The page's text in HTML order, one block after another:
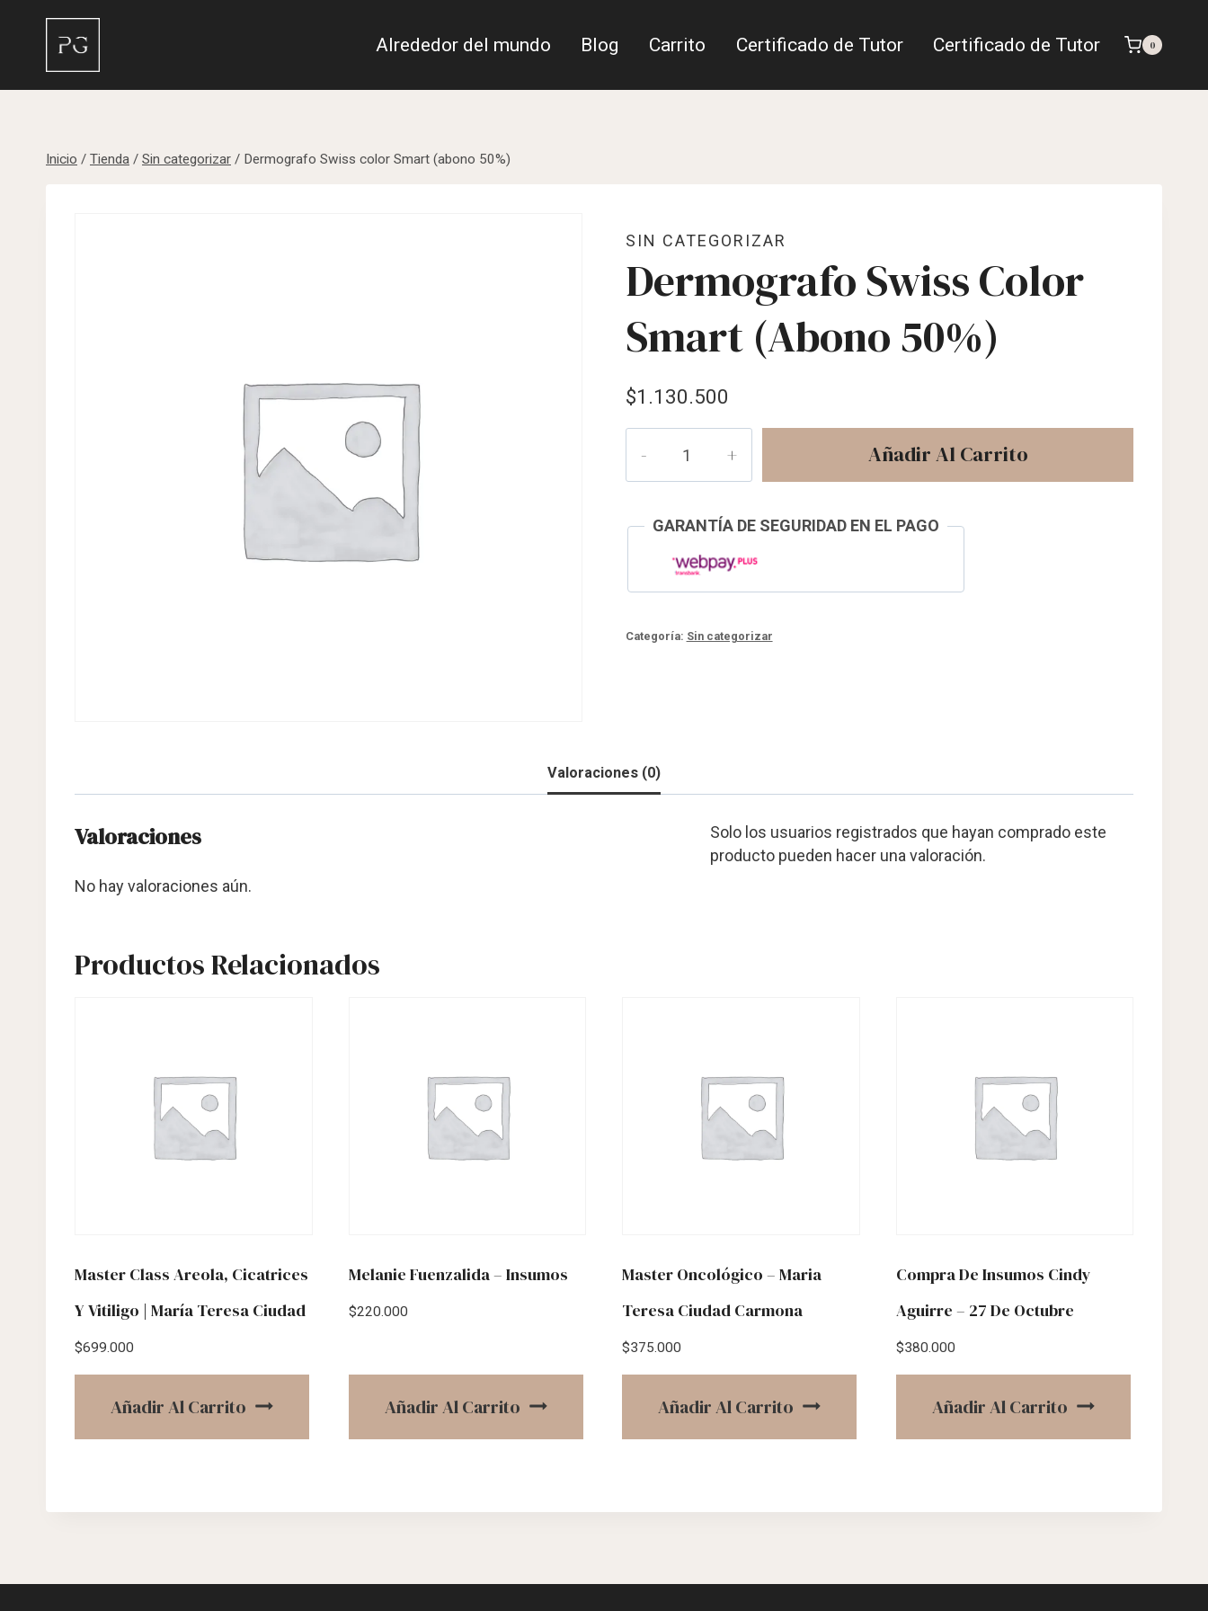
contenido
Alrededor del mundo Blog Carrito Certificado de Tutor Certificado de Tutor 0
Inicio / Tienda / Sin categorizar / Dermografo Swiss color Smart (abono 50%)
SIN CATEGORIZAR
Dermografo Swiss Color
Smart (abono 50%)
$1.130.500
Swiss
color
(abono
cantidad
Añadir Al Carrito
GARANTÍA DE SEGURIDAD EN EL PAGO
Categoría: Sin categorizar
Valoraciones (0)
Valoraciones
No hay valoraciones aún.
Solo los usuarios registrados que hayan comprado este
producto pueden hacer una valoración.
Productos Relacionados
Master Class Areola, Cicatrices
Y Vitiligo | María Teresa Ciudad
$699.000
Añadir Al Carrito
Melanie Fuenzalida – Insumos
$220.000
Añadir Al Carrito
Master Oncológico – Maria
Teresa Ciudad Carmona
$375.000
Añadir Al Carrito
Compra De Insumos Cindy
Aguirre – 27 De Octubre
$380.000
Añadir Al Carrito